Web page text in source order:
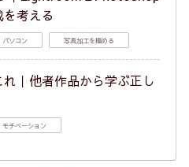
考える
パソコン 写真加工を極める
｜他者作品から学ぶ正し
モチベーション